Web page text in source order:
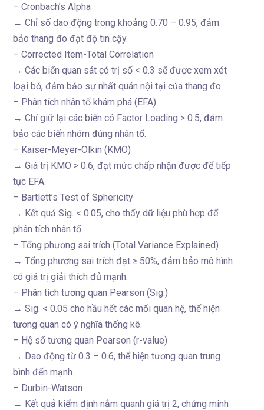
– Cronbach’s Alpha
→ Chỉ số dao động trong khoảng 0.70 – 0.95, đảm
bảo thang đo đạt độ tin cậy.
– Corrected Item-Total Correlation
→ Các biến quan sát có trị số < 0.3 sẽ được xem xét
loại bỏ, đảm bảo sự nhất quán nội tại của thang đo.
– Phân tích nhân tố khám phá (EFA)
→ Chỉ giữ lại các biến có Factor Loading > 0.5, đảm
bảo các biến nhóm đúng nhân tố.
– Kaiser-Meyer-Olkin (KMO)
→ Giá trị KMO > 0.6, đạt mức chấp nhận được để tiếp
tục EFA.
– Bartlett’s Test of Sphericity
→ Kết quả Sig. < 0.05, cho thấy dữ liệu phù hợp để
phân tích nhân tố.
– Tổng phương sai trích (Total Variance Explained)
→ Tổng phương sai trích đạt ≥ 50%, đảm bảo mô hình
có giá trị giải thích đủ mạnh.
– Phân tích tương quan Pearson (Sig.)
→ Sig. < 0.05 cho hầu hết các mối quan hệ, thể hiện
tương quan có ý nghĩa thống kê.
– Hệ số tương quan Pearson (r-value)
→ Dao động từ 0.3 – 0.6, thể hiện tương quan trung
bình đến mạnh.
– Durbin-Watson
→ Kết quả kiểm định nằm quanh giá trị 2, chứng minh